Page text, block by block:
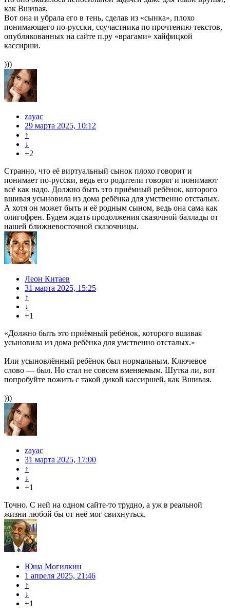
как Вшивая.
Вот она и убрала его в тень, сделав из «сынка», плохо
понимающего по-русски, соучастника по прочтению текстов,
опубликованных на сайте п.ру «врагами» хайфицкой
кассирши.
)))
zayac
29 марта 2025, 10:12
↑
↓
+2
Странно, что её виртуальный сынок плохо говорит и
понимает по-русски, ведь его родители говорят и понимают
всё как надо. Должно быть это приёмный ребёнок, которого
вшивая усыновила из дома ребёнка для умственно отсталых.
А хотя он может быть и её родным сыном, ведь она сама как
олигофрен. Будем ждать продолжения сказочной баллады от
нашей ближневосточной сказочницы.
Леон Китаев
31 марта 2025, 15:25
↑
↓
+1
«Должно быть это приёмный ребёнок, которого вшивая
усыновила из дома ребёнка для умственно отсталых.»
Или усыновлённый ребёнок был нормальным. Ключевое
слово — был. Но стал не совсем вменяемым. Шутка ли, вот
попробуйте пожить с такой дикой кассиршей, как Вшивая.
)))
zayac
31 марта 2025, 17:00
↑
↓
+1
Точно. С ней на одном сайте-то трудно, а уж в реальной
жизни любой бы от неё мог свихнуться.
Юша Могилкин
1 апреля 2025, 21:46
↑
↓
+1